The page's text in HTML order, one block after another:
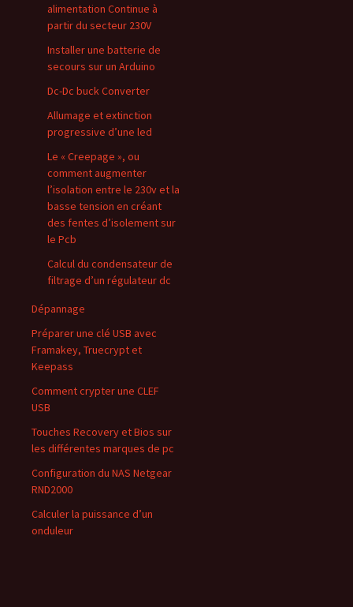
alimentation Continue à
partir du secteur 230V
Installer une batterie de
secours sur un Arduino
Dc-Dc buck Converter
Allumage et extinction
progressive d’une led
Le « Creepage », ou
comment augmenter
l’isolation entre le 230v et la
basse tension en créant
des fentes d’isolement sur
le Pcb
Calcul du condensateur de
filtrage d’un régulateur dc
Dépannage
Préparer une clé USB avec
Framakey, Truecrypt et
Keepass
Comment crypter une CLEF
USB
Touches Recovery et Bios sur
les différentes marques de pc
Configuration du NAS Netgear
RND2000
Calculer la puissance d’un
onduleur